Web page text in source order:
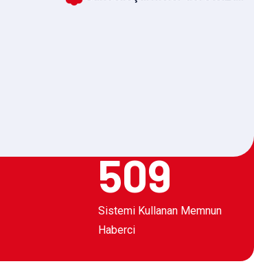
509
Sistemi Kullanan Memnun
Haberci